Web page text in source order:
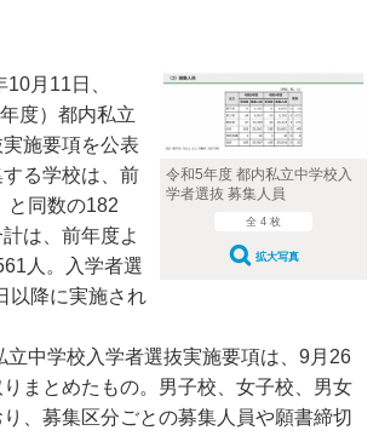
令和5年度 都内私立中学校入
学者選抜 募集人員
全 4 枚
拡大写真
月11日、
度）都内私立
施要項を公表
る学校は、前
と同数の182
は、前年度よ
人。入学者選
以降に実施され
中学校入学者選抜実施要項は、9月26
まとめたもの。男子校、女子校、男女
、募集区分ごとの募集人員や願書締切